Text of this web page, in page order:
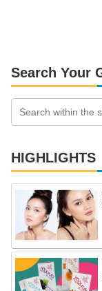
Search Your
HIGHLIGHTS